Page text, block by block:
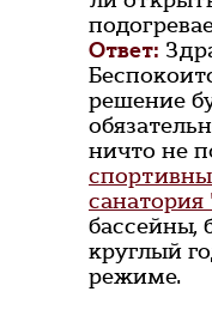
Ответ:
решение
ничто не
санатория
бассейны,
круглый
режиме.